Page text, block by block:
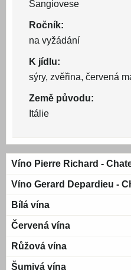
Sangiovese
Ročník:
na vyžádání
K jídlu:
sýry, zvěřina, červená
Země původu:
Itálie
Víno Pierre Richard -
Víno Gerard Depardieu -
Bílá vína
Červená vína
Růžová vína
Šumivá vína